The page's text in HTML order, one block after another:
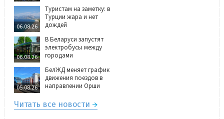
06.08.26
Туристам на заметку: в
Турции жара и нет
дождей
06.08.26
В Беларуси запустят
электробусы между
городами
05.08.26
БелЖД меняет график
движения поездов в
направлении Орши
Читать все новости